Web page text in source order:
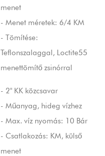
menet
- Menet méretek: 6/4 KM
- Tömítése:
Teflonszalaggal, Loctite55
menettömítő zsinórral
- 2" KK közcsavar
- Műanyag, hideg vízhez
- Max. víz nyomás: 10 Bár
- Csatlakozás: KM, külső
menet